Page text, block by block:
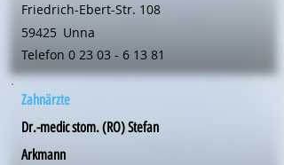
Friedrich-Ebert-Str. 108
59425 Unna
Telefon 0 23 03 - 6 13 81
Zahnärzte
Dr.-medic stom. (RO) Stefan
Arkmann